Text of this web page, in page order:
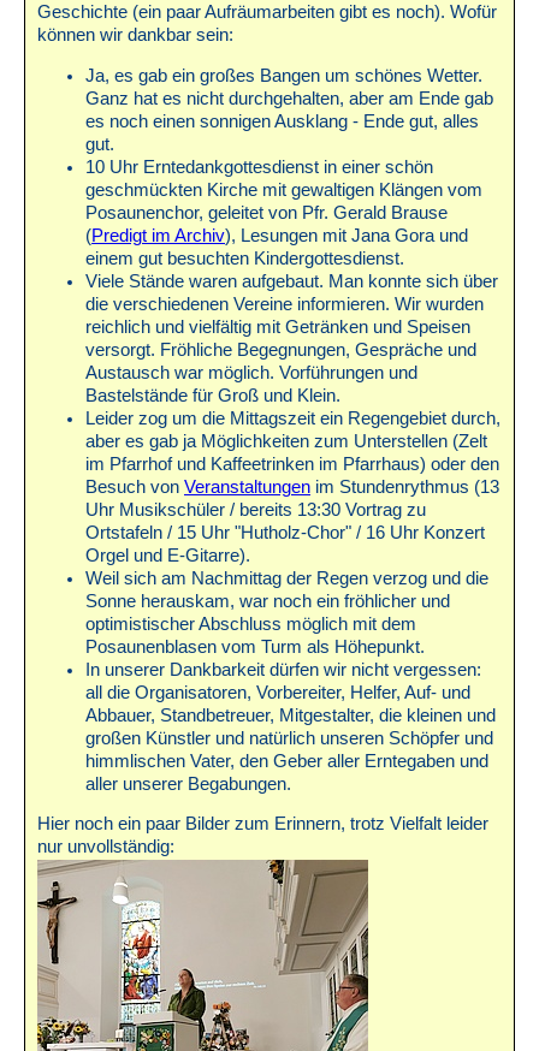
Geschichte (ein paar Aufräumarbeiten gibt es noch). Wofür
können wir dankbar sein:
Ja, es gab ein großes Bangen um schönes Wetter.
Ganz hat es nicht durchgehalten, aber am Ende gab
es noch einen sonnigen Ausklang - Ende gut, alles
gut.
10 Uhr Erntedankgottesdienst in einer schön
geschmückten Kirche mit gewaltigen Klängen vom
Posaunenchor, geleitet von Pfr. Gerald Brause
(Predigt im Archiv), Lesungen mit Jana Gora und
einem gut besuchten Kindergottesdienst.
Viele Stände waren aufgebaut. Man konnte sich über
die verschiedenen Vereine informieren. Wir wurden
reichlich und vielfältig mit Getränken und Speisen
versorgt. Fröhliche Begegnungen, Gespräche und
Austausch war möglich. Vorführungen und
Bastelstände für Groß und Klein.
Leider zog um die Mittagszeit ein Regengebiet durch,
aber es gab ja Möglichkeiten zum Unterstellen (Zelt
im Pfarrhof und Kaffeetrinken im Pfarrhaus) oder den
Besuch von Veranstaltungen im Stundenrythmus (13
Uhr Musikschüler / bereits 13:30 Vortrag zu
Ortstafeln / 15 Uhr "Hutholz-Chor" / 16 Uhr Konzert
Orgel und E-Gitarre).
Weil sich am Nachmittag der Regen verzog und die
Sonne herauskam, war noch ein fröhlicher und
optimistischer Abschluss möglich mit dem
Posaunenblasen vom Turm als Höhepunkt.
In unserer Dankbarkeit dürfen wir nicht vergessen:
all die Organisatoren, Vorbereiter, Helfer, Auf- und
Abbauer, Standbetreuer, Mitgestalter, die kleinen und
großen Künstler und natürlich unseren Schöpfer und
himmlischen Vater, den Geber aller Erntegaben und
aller unserer Begabungen.
Hier noch ein paar Bilder zum Erinnern, trotz Vielfalt leider
nur unvollständig: